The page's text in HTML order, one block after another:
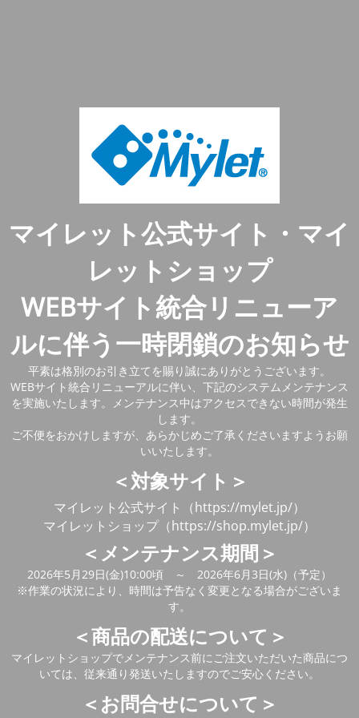
マイレット公式サイト・マイ
レットショップ
WEBサイト統合リニューア
ルに伴う一時閉鎖のお知らせ
平素は格別のお引き立てを賜り誠にありがとうございます。
WEBサイト統合リニューアルに伴い、下記のシステムメンテナンス
を実施いたします。メンテナンス中はアクセスできない時間が発生
します。
ご不便をおかけしますが、あらかじめご了承くださいますようお願
いいたします。
＜対象サイト＞
マイレット公式サイト（https://mylet.jp/）
マイレットショップ（https://shop.mylet.jp/）
＜メンテナンス期間＞
2026年5月29日(金)10:00頃 ～ 2026年6月3日(水)（予定）
※作業の状況により、時間は予告なく変更となる場合がございま
す。
＜商品の配送について＞
マイレットショップでメンテナンス前にご注文いただいた商品につ
いては、従来通り発送いたしますのでご安心ください。
＜お問合せについて＞